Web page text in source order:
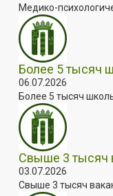
Медико-
Более 5 тысяч
06.07.2026
Более 5 тысяч
Свыше 3 тысяч
03.07.2026
Свыше 3 тысяч